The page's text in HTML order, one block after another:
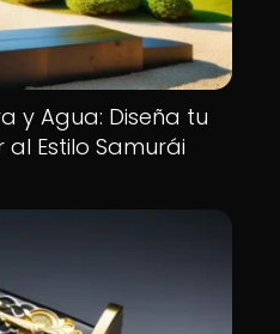
y Agua: Diseña tu
al Estilo Samurái